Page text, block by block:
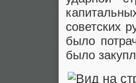
советских
было
было